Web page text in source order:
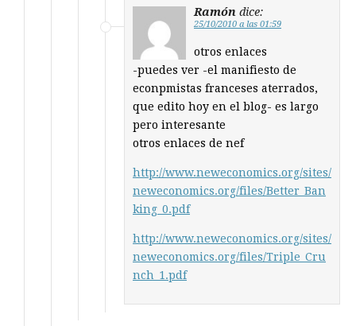
Ramón dice:
25/10/2010 a las 01:59
otros enlaces
-puedes ver -el manifiesto de
econpmistas franceses aterrados,
que edito hoy en el blog- es largo
pero interesante
otros enlaces de nef
http://www.neweconomics.org/sites/
neweconomics.org/files/Better_Ban
king_0.pdf
http://www.neweconomics.org/sites/
neweconomics.org/files/Triple_Cru
nch_1.pdf